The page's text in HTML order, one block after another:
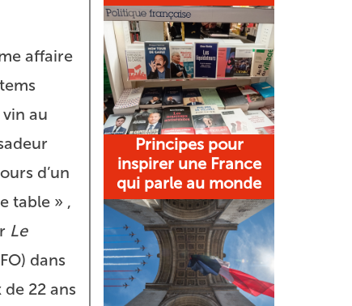
affaire
au
d’un
table » ,
Le
dans
22 ans
Principes pour
inspirer une France
qui parle au monde